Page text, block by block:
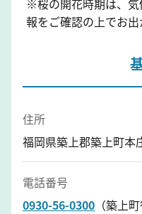
報をご確認の上でお出
住所
福岡県築上郡築上町
電話番号
0930-56-0300 （築上